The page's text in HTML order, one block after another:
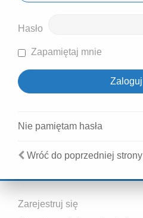
Hasło
Zapamiętaj mnie
Nie pamiętam hasła
Wróć do poprzedniej strony
Zarejestruj się